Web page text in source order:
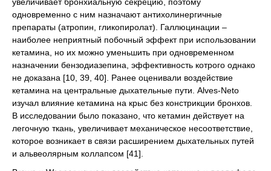
увеличивает бронхиальную секрецию, поэтому
одновременно с ним назначают антихолинергичные
препараты (атропин, гликопиролат). Галлюцинации –
наиболее неприятный побочный эффект при использовании
кетамина, но их можно уменьшить при одновременном
назначении бензодиазепина, эффективность котрого однако
не доказана [10, 39, 40]. Ранее оценивали воздействие
кетамина на центральные дыхательные пути. Alves-Neto
изучал влияние кетамина на крыс без констрикции бронхов.
В исследовании было показано, что кетамин действует на
легочную ткань, увеличивает механическое несоответствие,
которое возникает в связи расширением дыхательных путей
и альвеолярным коллапсом [41].